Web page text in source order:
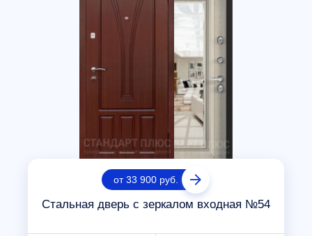
от 33 900 руб.
Стальная дверь с зеркалом входная №54